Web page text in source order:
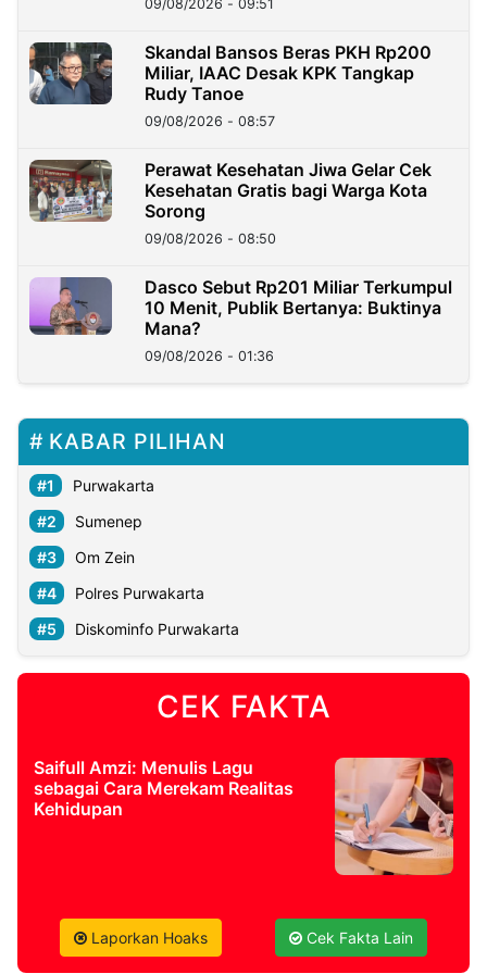
09/08/2026 - 09:51
Skandal Bansos Beras PKH Rp200
Miliar, IAAC Desak KPK Tangkap
Rudy Tanoe
09/08/2026 - 08:57
Perawat Kesehatan Jiwa Gelar Cek
Kesehatan Gratis bagi Warga Kota
Sorong
09/08/2026 - 08:50
Dasco Sebut Rp201 Miliar Terkumpul
10 Menit, Publik Bertanya: Buktinya
Mana?
09/08/2026 - 01:36
KABAR PILIHAN
Purwakarta
Sumenep
Om Zein
Polres Purwakarta
Diskominfo Purwakarta
CEK FAKTA
Saifull Amzi: Menulis Lagu
sebagai Cara Merekam Realitas
Kehidupan
Laporkan Hoaks Cek Fakta Lain